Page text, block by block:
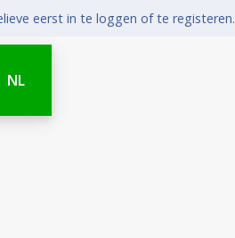
NL
eerst in te loggen of te registeren.